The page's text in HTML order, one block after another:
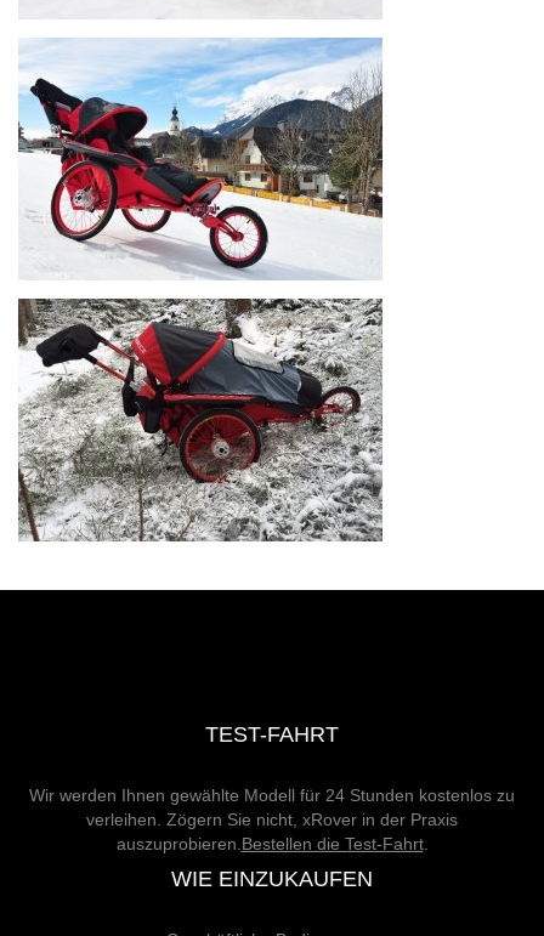
TEST-FAHRT
Wir werden Ihnen gewählte Modell für 24 Stunden kostenlos zu
verleihen. Zögern Sie nicht, xRover in der Praxis
auszuprobieren. Bestellen die Test-Fahrt.
WIE EINZUKAUFEN